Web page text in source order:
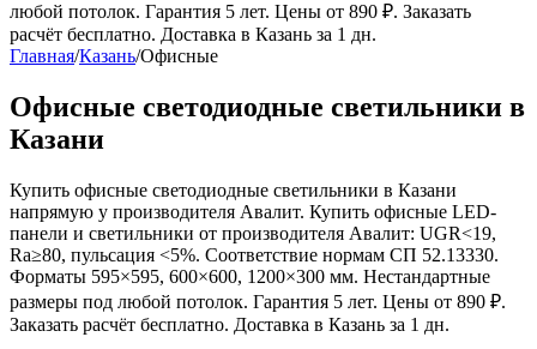
любой потолок. Гарантия 5 лет. Цены от 890 ₽. Заказать
расчёт бесплатно. Доставка в Казань за 1 дн.
Главная/Казань/Офисные
Офисные светодиодные светильники в
Казани
Купить офисные светодиодные светильники в Казани
напрямую у производителя Авалит. Купить офисные LED-
панели и светильники от производителя Авалит: UGR<19,
Ra≥80, пульсация <5%. Соответствие нормам СП 52.13330.
Форматы 595×595, 600×600, 1200×300 мм. Нестандартные
размеры под любой потолок. Гарантия 5 лет. Цены от 890 ₽.
Заказать расчёт бесплатно. Доставка в Казань за 1 дн.